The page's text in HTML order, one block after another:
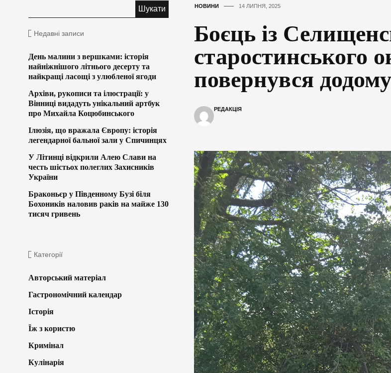
НОВИНИ 14 ЛИПНЯ, 2025
Боєць із
старостинського
повернувся
РЕДАКЦІЯ
Недавні записи
День малини з вершками: історія
найніжнішого літнього десерту та
найкращі ласощі з улюбленої ягоди
Архіви, рукописи та ілюстрації: у
Вінниці видадуть унікальний артбук
про Михайла Коцюбинського
Ілюзія, що вражала Європу: історія
легендарної бальної зали у Спичинцях
У Літинці відкрили Алею Слави на
честь шістьох полеглих Захисників
України
Браконьєр у Південному Бузі біля
Бохоників наловив раків на майже 130
тисяч гривень
Категорії
Авторський матеріал
Гастрономічний календар
Історія
Їж з користю
Кримінал
Кулінарія